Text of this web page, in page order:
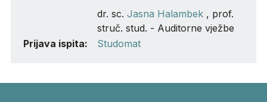
dr. sc.Jasna Halambek , prof.
struč. stud. - Auditorne vježbe
Prijava ispita:
Studomat